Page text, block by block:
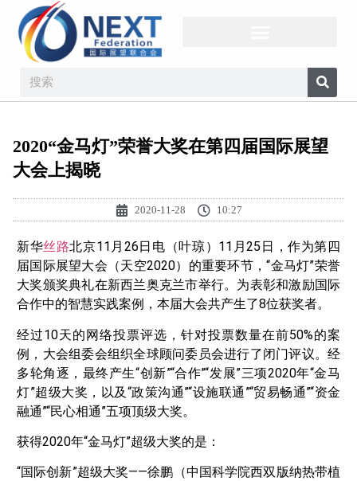
2020“金马灯”荣誉大奖在第四届国际展望
大会上揭晓
2020-11-28 10:27
新华丝路北京11月26日电（叶琼）11月25日，作为第四
届国际展望大会（天空2020）的重要环节，“金马灯”荣誉
大奖颁奖典礼在新西兰奥克兰市举行。为表彰和激励国际
合作中的智慧实践案例，本届大会共产生了8位获奖者。
经过10天的网络投票评选，针对投票数量在前50%的案
例，大会组委会组织全球顾问委员会进行了闭门评议。经
多轮角逐，最终产生“创新”“合作”“发展”三项2020年“金马
灯”超级大奖，以及“政策沟通”“设施联通”“贸易畅通”“资金
融通”“民心相通”五项顶级大奖。
获得2020年“金马灯”超级大奖的是：
“国际创新”超级大奖——徐鹏（中国科学院西双版纳热带植